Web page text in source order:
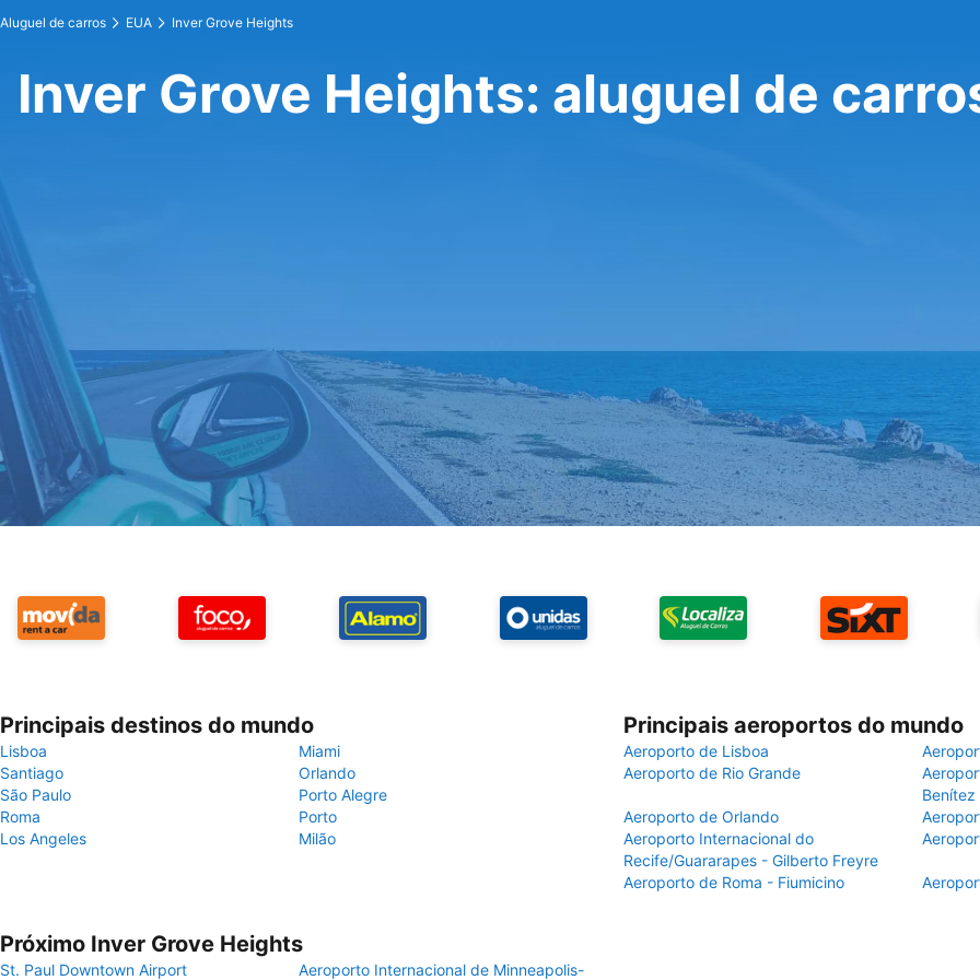
Aluguel de carros EUA Inver Grove Heights
Inver Grove Heights: aluguel de
Principais destinos do mundo
Lisboa
Miami
Santiago
Orlando
São Paulo
Porto Alegre
Roma
Porto
Los Angeles
Milão
Principais aeroportos do mundo
Aeroporto de Lisboa
Aeroporto de Rio Grande
Benítez
Aeroporto de Orlando
Aeroporto Internacional do
Recife/Guararapes - Gilberto Freyre
Aeroporto de Roma - Fiumicino
Próximo Inver Grove Heights
St. Paul Downtown Airport Aeroporto Internacional de Minneapolis-